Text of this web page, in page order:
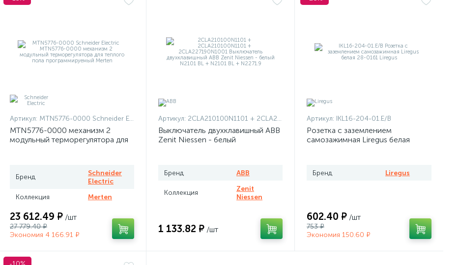
Артикул: MTN5776-0000 Schneider Electric
MTN5776-0000 механизм 2
модульный терморегулятора для
Бренд
Schneider
Electric
Коллекция
Merten
23 612.49 ₽ /шт
27 779.40 ₽
Экономия 4 166.91 ₽
Артикул: 2CLA210100N1101 + 2CLA210100N1101 + 2CLA227190N1001
Выключатель двухклавишный ABB
Zenit Niessen - белый
Бренд ABB
Коллекция
Zenit
Niessen
1 133.82 ₽ /шт
Артикул: IKL16-204-01.E/B
Розетка с заземлением
самозажимная Liregus белая
Бренд Liregus
602.40 ₽ /шт
753 ₽
Экономия 150.60 ₽